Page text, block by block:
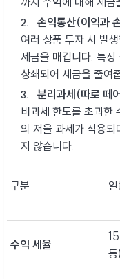
손익통산(이익과
여러 상품 투자 시 발
세금을 매깁니다. 특
상쇄되어 세금을 줄여
분리과세(따로 떼
비과세 한도를 초과
의 저율 과세가 적용되
지 않습니다.
구분
수익 세율
등)